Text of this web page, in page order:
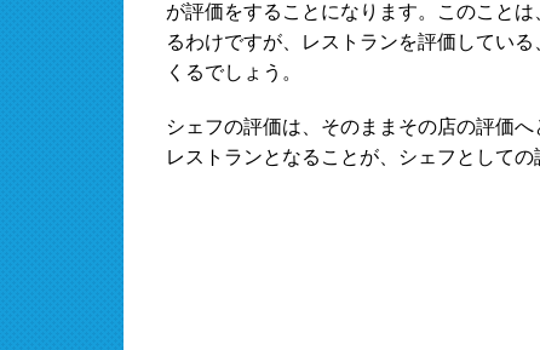
が評価をすることになります。このこと
るわけですが、レストランを評価してい
くるでしょう。
シェフの評価は、そのままその店の評価
レストランとなることが、シェフとして